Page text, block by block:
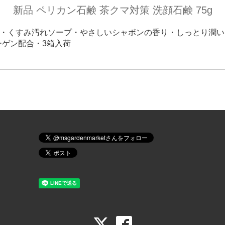
新品 ペリカン石鹸 茶クマ対策 洗顔石鹸 75g
くすみ汚れソープ・やさしいシャボンの香り・しっとり潤い
ゲン配合・3箱入荷